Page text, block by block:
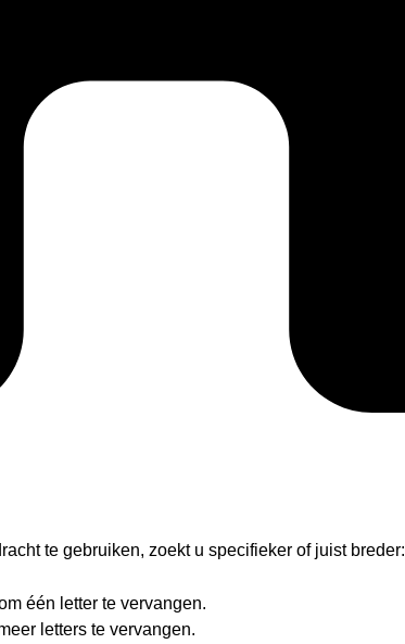
te gebruiken, zoekt u specifieker of juist breder:
één letter te vervangen.
letters te vervangen.